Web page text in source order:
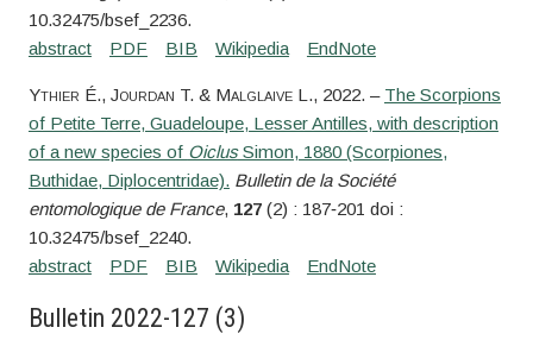
10.32475/bsef_2236.
Ythier É., Jourdan T. & MalglaiveL., 2022. – The Scorpions
of Petite Terre, Guadeloupe, Lesser Antilles, with description
of a new species of OiclusSimon, 1880 (Scorpiones,
Buthidae, Diplocentridae). Bulletin de la Société
entomologique de France, 127(2) : 187‑201 doi :
10.32475/bsef_2240.
Bulletin 2022-127 (3)